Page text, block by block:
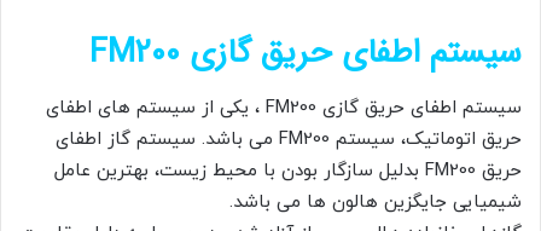
سیستم اطفای حریق گازی FM200
سیستم اطفای حریق گازی FM200 ، یکی از سیستم های اطفای
حریق اتوماتیک، سیستم FM200 می باشد. سیستم گاز اطفای
حریق FM200 بدلیل سازگار بودن با محیط زیست، بهترین عامل
شیمیایی جایگزین هالون ها می باشد.